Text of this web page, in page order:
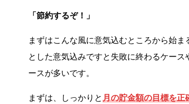
「節約するぞ！」
まずはこんな風に意気込むところから始
とした意気込みですと失敗に終わるケー
ースが多いです。
まずは、しっかりと月の貯金額の目標を正